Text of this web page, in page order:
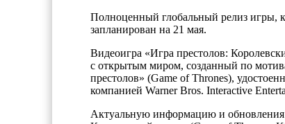
Полноценный глобальный релиз игры,
запланирован на 21 мая.
Видеоигра «Игра престолов:
с открытым миром, созданный по
престолов» (Game of Thrones),
компанией Warner Bros. Interactive
Актуальную информацию и